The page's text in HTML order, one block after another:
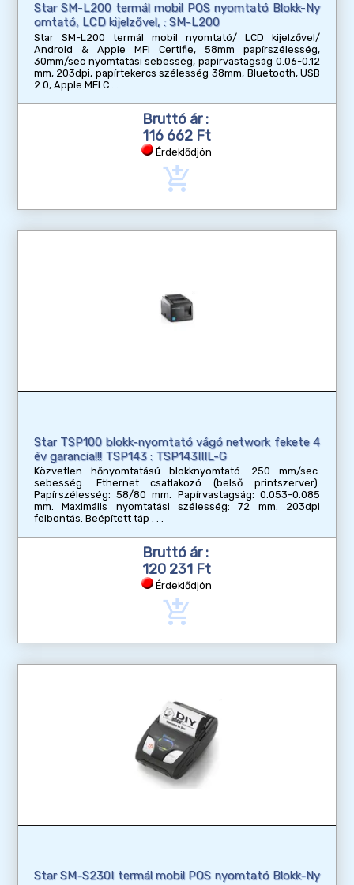
Star SM-L200 termál mobil POS nyomtató Blokk-Ny
omtató, LCD kijelzővel, : SM-L200
Star SM-L200 termál mobil nyomtató/ LCD kijelzővel/
Android & Apple MFI Certifie, 58mm papírszélesség,
30mm/sec nyomtatási sebesség, papírvastagság 0.06-0.12
mm, 203dpi, papírtekercs szélesség 38mm, Bluetooth, USB
2.0, Apple MFI C
Bruttó ár :
116 662 Ft
Érdeklődjön
add_shopping_cart
Star TSP100 blokk-nyomtató vágó network fekete 4
év garancia!!! TSP143 : TSP143IIIL-G
Közvetlen hőnyomtatású blokknyomtató. 250 mm/sec.
sebesség. Ethernet csatlakozó (belső printszerver).
Papírszélesség: 58/80 mm. Papírvastagság: 0.053-0.085
mm. Maximális nyomtatási szélesség: 72 mm. 203dpi
felbontás. Beépített táp
Bruttó ár :
120 231 Ft
Érdeklődjön
add_shopping_cart
Star SM-S230I termál mobil POS nyomtató Blokk-Ny